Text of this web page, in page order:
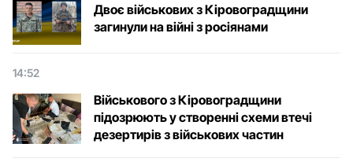
Двоє військових з Кіровоградщини
загинули на війні з росіянами
14:52
Військового з Кіровоградщини
підозрюють у створенні схеми втечі
дезертирів з військових частин